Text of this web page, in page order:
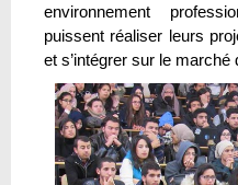
environnement
puissent réaliser leurs
et s’intégrer sur le marché